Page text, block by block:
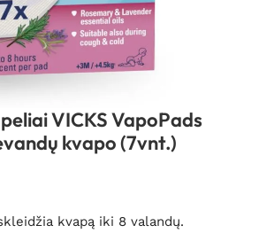
kad padidintumėte
VICKS VapoPads
kvapo (7vnt.)
kvapą iki 8 valandų.